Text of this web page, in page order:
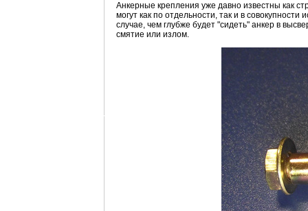
Анкерные крепления уже давно известны как
могут как по отдельности, так и в
случае, чем глубже будет "сидеть" анкер в
смятие или излом.